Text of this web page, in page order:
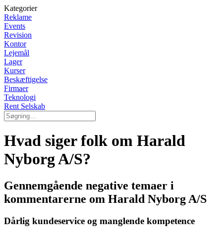
Kategorier
Reklame
Events
Revision
Kontor
Lejemål
Lager
Kurser
Beskæftigelse
Firmaer
Teknologi
Rent Selskab
Hvad siger folk om Harald
Nyborg A/S?
Gennemgående negative temaer i
kommentarerne om Harald Nyborg A/S
Dårlig kundeservice og manglende kompetence